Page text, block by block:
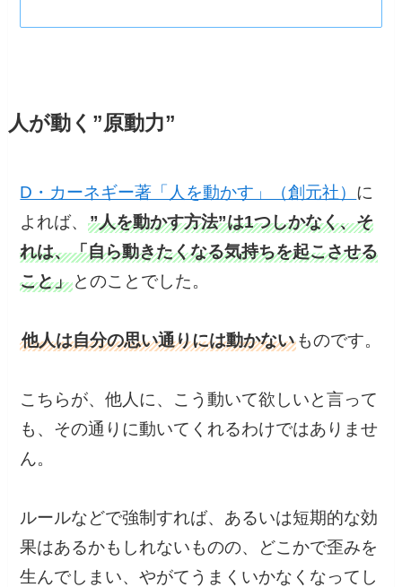
人が動く”原動力”
D・カーネギー著「人を動かす」（創元社） に
よれば、”人を動かす方法”は1つしかなく、そ
れは、「自ら動きたくなる気持ちを起こさせる
こと」 とのことでした。
他人は自分の思い通りには動かない ものです。
こちらが、他人に、こう動いて欲しいと言って
も、その通りに動いてくれるわけではありませ
ん。
ルールなどで強制すれば、あるいは短期的な効
果はあるかもしれないものの、どこかで歪みを
生んでしまい、やがてうまくいかなくなってし